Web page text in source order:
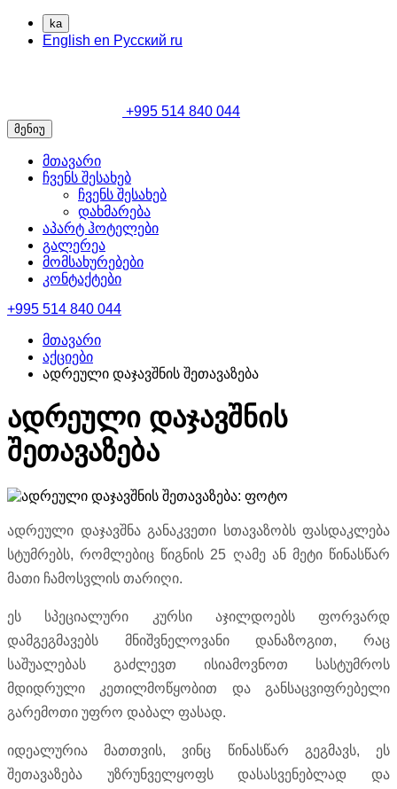
ka
English en Русский ru
+995 514 840 044
მენიუ
მთავარი
ჩვენს შესახებ
ჩვენს შესახებ
დახმარება
აპარტ ჰოტელები
გალერეა
მომსახურებები
კონტაქტები
+995 514 840 044
მთავარი
აქციები
ადრეული დაჯავშნის შეთავაზება
ადრეული დაჯავშნის
შეთავაზება
ადრეული დაჯავშნა განაკვეთი სთავაზობს ფასდაკლება
სტუმრებს, რომლებიც წიგნის 25 ღამე ან მეტი წინასწარ
მათი ჩამოსვლის თარიღი.
ეს სპეციალური კურსი აჯილდოებს ფორვარდ
დამგეგმავებს მნიშვნელოვანი დანაზოგით, რაც
საშუალებას გაძლევთ ისიამოვნოთ სასტუმროს
მდიდრული კეთილმოწყობით და განსაცვიფრებელი
გარემოთი უფრო დაბალ ფასად.
იდეალურია მათთვის, ვინც წინასწარ გეგმავს, ეს
შეთავაზება უზრუნველყოფს დასასვენებლად და